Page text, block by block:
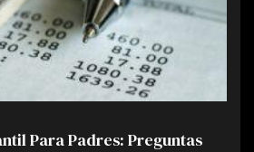
Para Padres: Preguntas